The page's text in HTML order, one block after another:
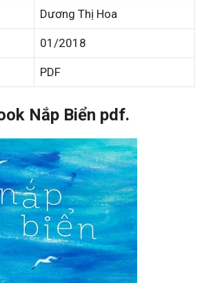
Dương Thị Hoa
01/2018
PDF
Nắp Biển pdf.